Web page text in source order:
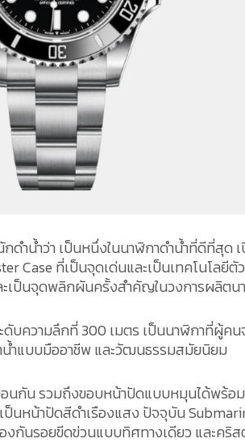
ดำน้ำว่า เป็นหนึ่งในนาฬิกาดำน้ำที่ดีที่สุด
Case ที่เป็นจุดเด่นและเป็นเทคโนโลยีตั
เป็นจุดพลิกผันครั้งสำคัญในวงการผลิตน
บความลึกที่ 300 เมตร เป็นนาฬิกาที่ผู้คน
น้ำแบบมืออาชีพ และวัฒนธรรมสมัยนิยม
กัน รวมถึงขอบหน้าปัดแบบหมุนได้พร้อ
นหน้าปัดสีดำเรืองแสง ปัจจุบัน
กันรอยขีดข่วนแบบทิศทางเดียว และคริ